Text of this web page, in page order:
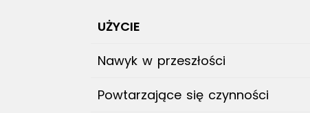
UŻYCIE
Nawyk w przeszłości
Powtarzające się czynności